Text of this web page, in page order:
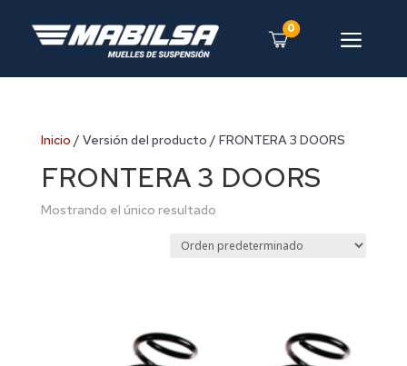
0 a
Inicio / Versión del producto / FRONTERA 3 DOORS
FRONTERA 3 DOORS
Mostrando el único resultado